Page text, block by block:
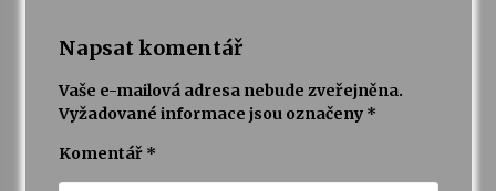
Napsat komentář
Vaše e-mailová adresa nebude zveřejněna.
Vyžadované informace jsou označeny *
Komentář *